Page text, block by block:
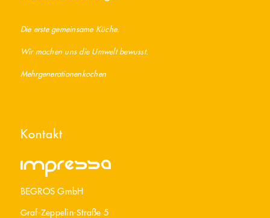
Die erste gemeinsame Küche.
Wir machen uns die Umwelt bewusst.
Mehrgenerationenkochen
Kontakt
BEGROS GmbH
Graf-Zeppelin-Straße 5